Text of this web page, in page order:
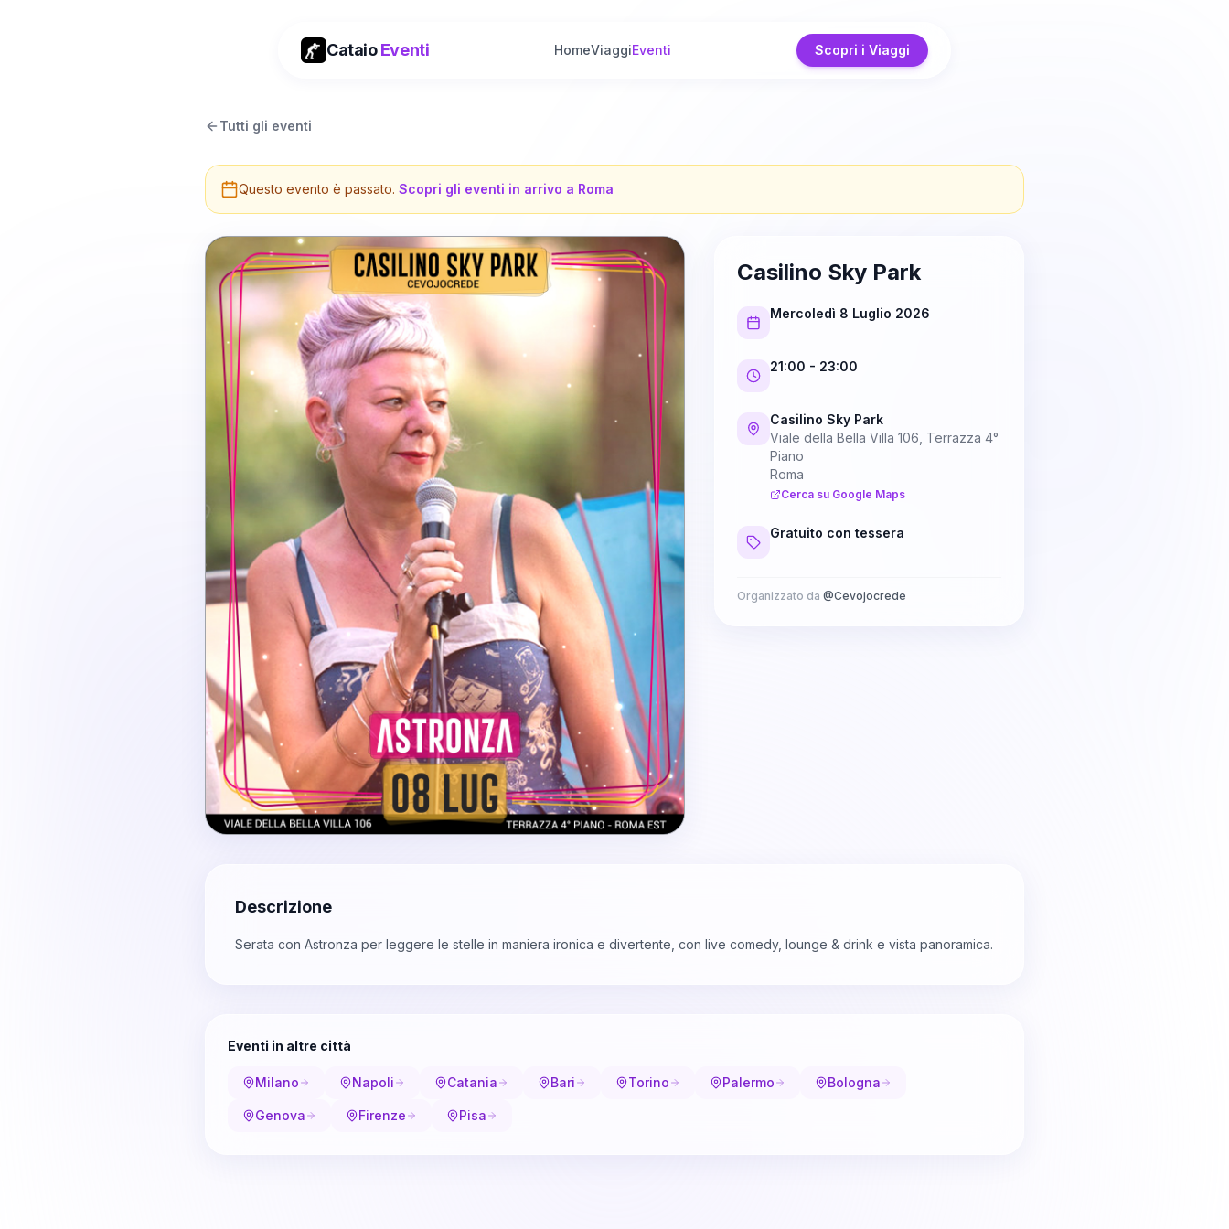
CataioEventi HomeViaggiEventi Scopri i Viaggi
Tutti gli eventi
Questo evento è passato. Scopri gli eventi in arrivo a Roma
Casilino Sky Park
Mercoledì 8 Luglio 2026
21:00 - 23:00
Casilino Sky Park
Viale della Bella Villa 106, Terrazza 4°
Piano
Roma
Cerca su Google Maps
Gratuito con tessera
Organizzato da @Cevojocrede
Descrizione
Serata con Astronza per leggere le stelle in maniera ironica e divertente, con live comedy, lounge & drink e vista panoramica.
Eventi in altre città
Milano Napoli Catania Bari Torino Palermo Bologna
Genova Firenze Pisa